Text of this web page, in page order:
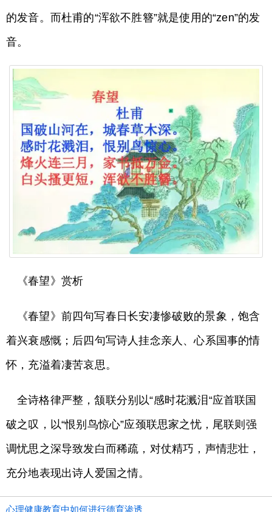
的发音。而杜甫的“浑欲不胜簪”就是使用的“zen”的发
音。
《春望》赏析
《春望》前四句写春日长安凄惨破败的景象，饱含
着兴衰感慨；后四句写诗人挂念亲人、心系国事的情
怀，充溢着凄苦哀思。
全诗格律严整，颔联分别以“感时花溅泪“应首联国
破之叹，以“恨别鸟惊心”应颈联思家之忧，尾联则强
调忧思之深导致发白而稀疏，对仗精巧，声情悲壮，
充分地表现出诗人爱国之情。
心理健康教育中如何进行德育渗透